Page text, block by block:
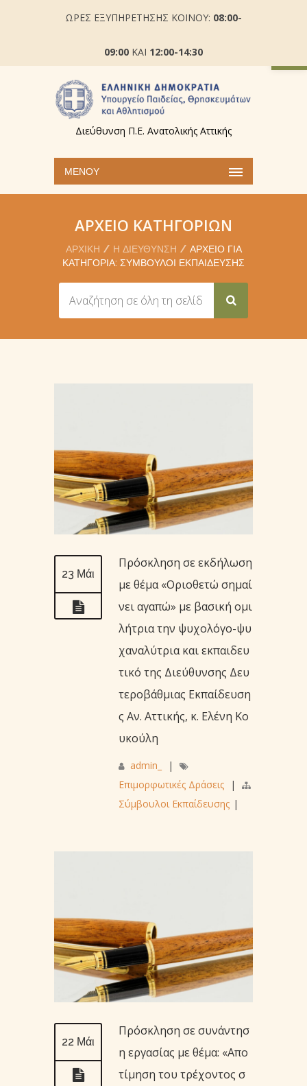
ΩΡΕΣ ΕΞΥΠΗΡΕΤΗΣΗΣ ΚΟΙΝΟΥ: 08:00-
09:00 ΚΑΙ 12:00-14:30
Διεύθυνση Π.Ε. Ανατολικής Αττικής
ΜΕΝΟΎ
ΑΡΧΕΊΟ ΚΑΤΗΓΟΡΙΏΝ
ΑΡΧΙΚΉ Η ΔΙΕΎΘΥΝΣΗ
ΑΡΧΕΊΟ ΓΙΑ
ΚΑΤΗΓΟΡΊΑ: ΣΎΜΒΟΥΛΟΙ ΕΚΠΑΊΔΕΥΣΗΣ
23 Μάι
Πρόσκληση σε εκδήλωση
με θέμα «Οριοθετώ σημαί
νει αγαπώ» με βασική ομι
λήτρια την ψυχολόγο-ψυ
χαναλύτρια και εκπαιδευ
τικό της Διεύθυνσης Δευ
τεροβάθμιας Εκπαίδευση
ς Αν. Αττικής, κ. Ελένη Κο
υκούλη
admin_
|
Επιμορφωτικές Δράσεις
|
Σύμβουλοι Εκπαίδευσης |
22 Μάι
Πρόσκληση σε συνάντησ
η εργασίας με θέμα: «Απο
τίμηση του τρέχοντος σ